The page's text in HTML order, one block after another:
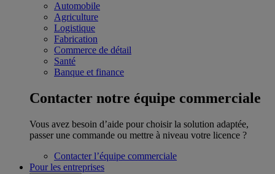
Automobile
Agriculture
Logistique
Fabrication
Commerce de détail
Santé
Banque et finance
Contacter notre équipe commerciale
Vous avez besoin d’aide pour choisir la solution adaptée,
passer une commande ou mettre à niveau votre licence ?
Contacter l’équipe commerciale
Pour les entreprises